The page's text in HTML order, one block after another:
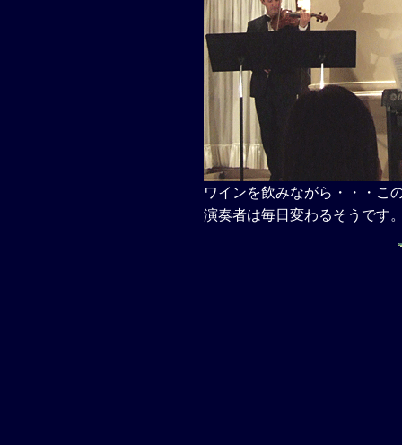
ワインを飲みながら・・・こ
演奏者は毎日変わるそうです